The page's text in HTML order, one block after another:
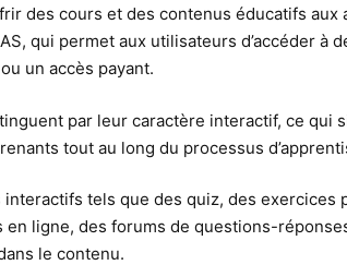
des cours et des contenus éducatifs aux
qui permet aux utilisateurs d’accéder à
un accès payant.
par leur caractère interactif, ce qui
tout au long du processus
tels que des quiz, des exercices
ligne, des forums de questions-
le contenu.